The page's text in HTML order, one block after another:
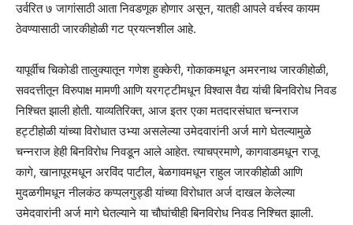
उर्वरित ७ जागांसाठी आता निवडणूक होणार असून, यातही आपले वर्चस्व कायम
ठेवण्यासाठी जारकीहोळी गट प्रयत्नशील आहे.
यापूर्वीच चिकोडी तालुक्यातून गणेश हुक्केरी, गोकाकमधून अमरनाथ जारकीहोळी,
सवदत्तीतून विरुपाक्ष मामणी आणि यरगट्टीमधून विश्वास वैद्य यांची बिनविरोध निवड
निश्चित झाली होती. याव्यतिरिक्त, आज इतर एका मतदारसंघात चन्नराज
हट्टीहोळी यांच्या विरोधात उभ्या असलेल्या उमेदवारांनी अर्ज मागे घेतल्यामुळे
चन्नराज हेही बिनविरोध निवडून आले आहेत. त्याचप्रमाणे, कागवाडमधून राजू
कागे, खानापूरमधून अरविंद पाटील, बेळगावमधून राहुल जारकीहोळी आणि
मुदळगीमधून नीलकंठ कप्पलगुड्डी यांच्या विरोधात अर्ज दाखल केलेल्या
उमेदवारांनी अर्ज मागे घेतल्याने या चौघांचीही बिनविरोध निवड निश्चित झाली.